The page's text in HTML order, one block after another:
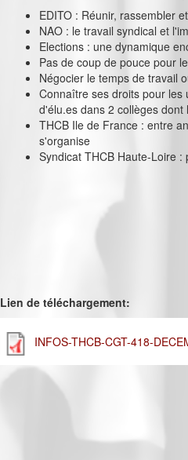
EDITO : Réunir, rassembler
NAO : le travail syndical et
Elections : une dynamique
Pas de coup de pouce pour
Négocier le temps de travail
Connaître ses droits pour les
d'élu.es dans 2 collèges dont
THCB Ile de France : entre
s'organise
Syndicat THCB Haute-Loire
Lien de téléchargement:
INFOS-THCB-CGT-418-